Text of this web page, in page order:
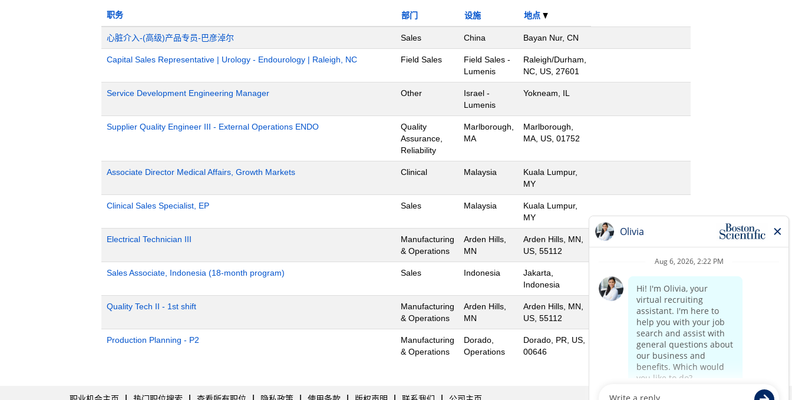
职务 部门 设施 地点
心脏介入-(高级)产品专员-巴彦淖尔 Sales China Bayan Nur, CN
Capital Sales Representative | Urology - Endourology | Raleigh, NC Field Sales
Field Sales -
Lumenis
Raleigh/Durham,
NC, US, 27601
Service Development Engineering Manager Other
Israel -
Lumenis
Yokneam, IL
Supplier Quality Engineer III - External Operations ENDO
Quality
Assurance,
Reliability
Marlborough,
MA
Marlborough,
MA, US, 01752
Associate Director Medical Affairs, Growth Markets Clinical Malaysia
Kuala Lumpur,
MY
Clinical Sales Specialist, EP Sales Malaysia
Kuala Lumpur,
MY
Electrical Technician III
Manufacturing
& Operations
Arden Hills,
MN
Arden Hills, MN,
US, 55112
Sales Associate, Indonesia (18-month program) Sales Indonesia
Jakarta,
Indonesia
Quality Tech II - 1st shift
Manufacturing
& Operations
Arden Hills,
MN
Arden Hills, MN,
US, 55112
Production Planning - P2
Manufacturing
& Operations
Dorado,
Operations
Dorado, PR, US,
00646